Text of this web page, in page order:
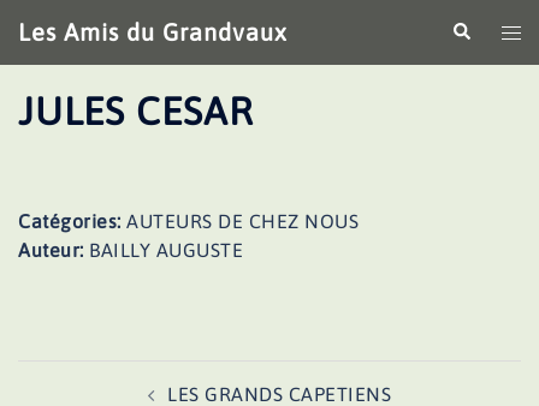
au
contenu
Les Amis du Grandvaux
le
JULES CESAR
Catégories: AUTEURS DE CHEZ NOUS
Auteur: BAILLY AUGUSTE
LES GRANDS CAPETIENS